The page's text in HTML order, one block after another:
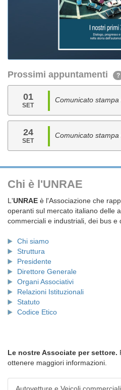
Prossimi appuntamenti ?
01
SET
Comunicato
24
SET
Comunicato
Chi è l'UNRAE
L'UNRAE è l'Associazione che
operanti sul mercato italiano delle
commerciali e industriali, dei bus e
Chi siamo
Struttura
Presidente
Direttore Generale
Organi Associativi
Relazioni Istituzionali
Statuto
Codice Etico
Le nostre Associate per settore.
ottenere maggiori informazioni.